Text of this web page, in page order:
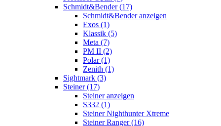
Schmidt&Bender (17)
Schmidt&Bender anzeigen
Exos (1)
Klassik (5)
Meta (7)
PM II (2)
Polar (1)
Zenith (1)
Sightmark (3)
Steiner (17)
Steiner anzeigen
S332 (1)
Steiner Nighthunter Xtreme
Steiner Ranger (16)